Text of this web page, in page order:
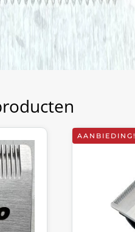
AANBIEDING!